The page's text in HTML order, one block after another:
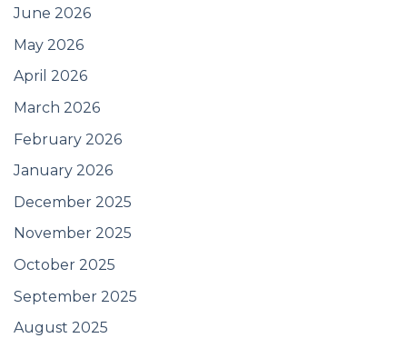
June 2026
May 2026
April 2026
March 2026
February 2026
January 2026
December 2025
November 2025
October 2025
September 2025
August 2025